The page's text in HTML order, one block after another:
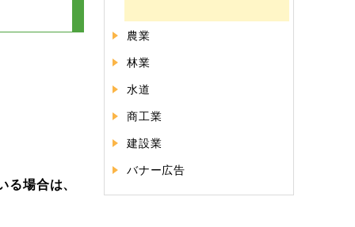
場合は、
農業
林業
水道
商工業
建設業
バナー広告